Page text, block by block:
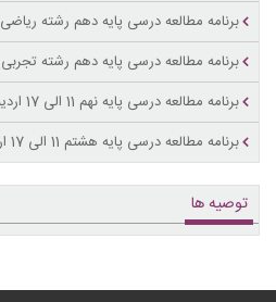
برنامه مطالعه درسی پایه دهم رشته ریاضی 11 الی 17 اردیبهشت
برنامه مطالعه درسی پایه دهم رشته تجربی 11 الی 17 اردیبهشت
برنامه مطالعه درسی پایه نهم 11 الی 17 اردیبهشت
برنامه مطالعه درسی پایه هشتم 11 الی 17 اردیبهشت
توصیه ها